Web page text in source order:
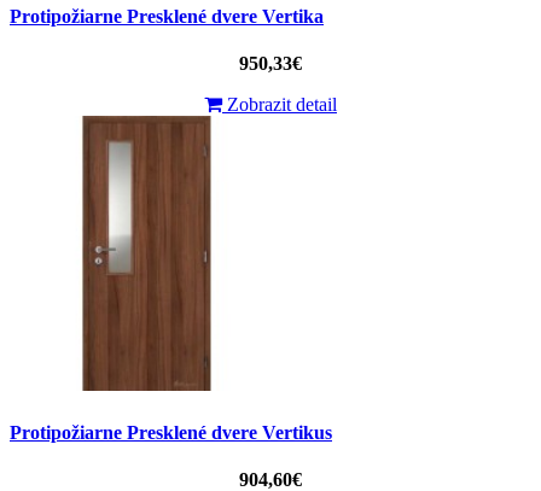
Protipožiarne Presklené dvere Vertika
950,33€
Zobrazit detail
Protipožiarne Presklené dvere Vertikus
904,60€